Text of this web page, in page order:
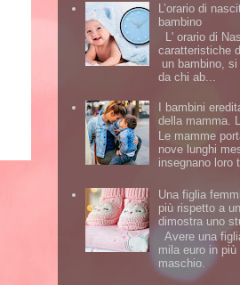
L’orario di
bambino
L' orario di
caratteristiche
un bambino,
da chi ab...
I bambini
della mamma.
Le mamme
nove lunghi
insegnano loro
Una figlia
più rispetto a
dimostra uno
Avere una
mila euro in
maschio.